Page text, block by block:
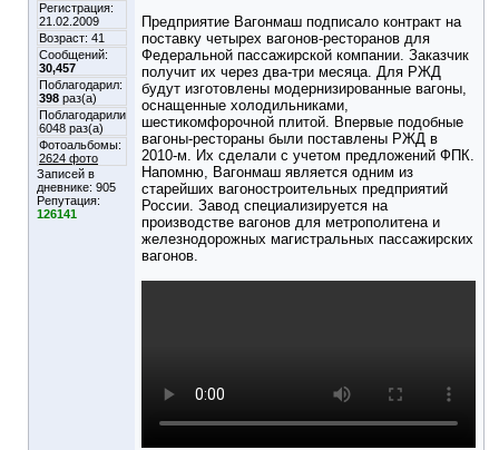
Регистрация:
21.02.2009
Возраст: 41
Сообщений:
30,457
Поблагодарил:
398 раз(а)
Поблагодарили
6048 раз(а)
Фотоальбомы:
2624 фото
Записей в
дневнике: 905
Репутация:
126141
Предприятие Вагонмаш подписало контракт на
поставку четырех вагонов-ресторанов для
Федеральной пассажирской компании. Заказчик
получит их через два-три месяца. Для РЖД
будут изготовлены модернизированные вагоны,
оснащенные холодильниками,
шестикомфорочной плитой. Впервые подобные
вагоны-рестораны были поставлены РЖД в
2010-м. Их сделали с учетом предложений ФПК.
Напомню, Вагонмаш является одним из
старейших вагоностроительных предприятий
России. Завод специализируется на
производстве вагонов для метрополитена и
железнодорожных магистральных пассажирских
вагонов.